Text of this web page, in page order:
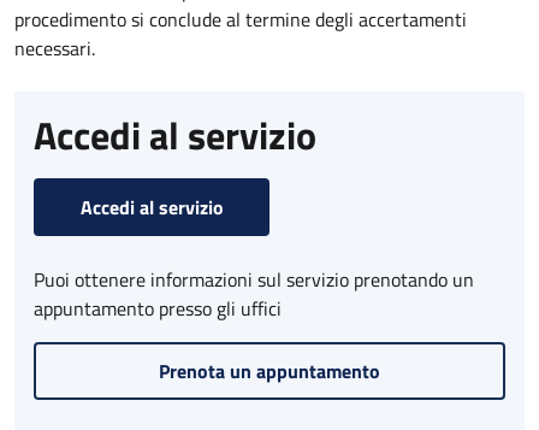
procedimento si conclude al termine degli accertamenti
necessari.
Accedi al servizio
Accedi al servizio
Puoi ottenere informazioni sul servizio prenotando un
appuntamento presso gli uffici
Prenota un appuntamento